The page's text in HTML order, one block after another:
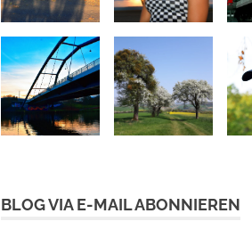
BLOG VIA E-MAIL ABONNIEREN